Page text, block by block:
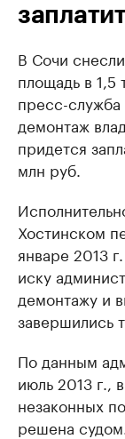
В Сочи
площадь в 1,5
пресс-
демонтаж
придется
млн руб.
Хостинском
январе 2013
иску
демонтажу и
завершились
По данным
июль 2013 г.,
незаконных
решена судом.